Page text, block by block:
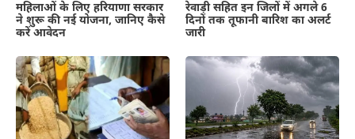
महिलाओं के लिए हरियाणा सरकार
ने शुरू की नई योजना, जानिए कैसे
करें आवेदन
रेवाड़ी सहित इन जिलों में अगले 6
दिनों तक तूफानी बारिश का अलर्ट
जारी